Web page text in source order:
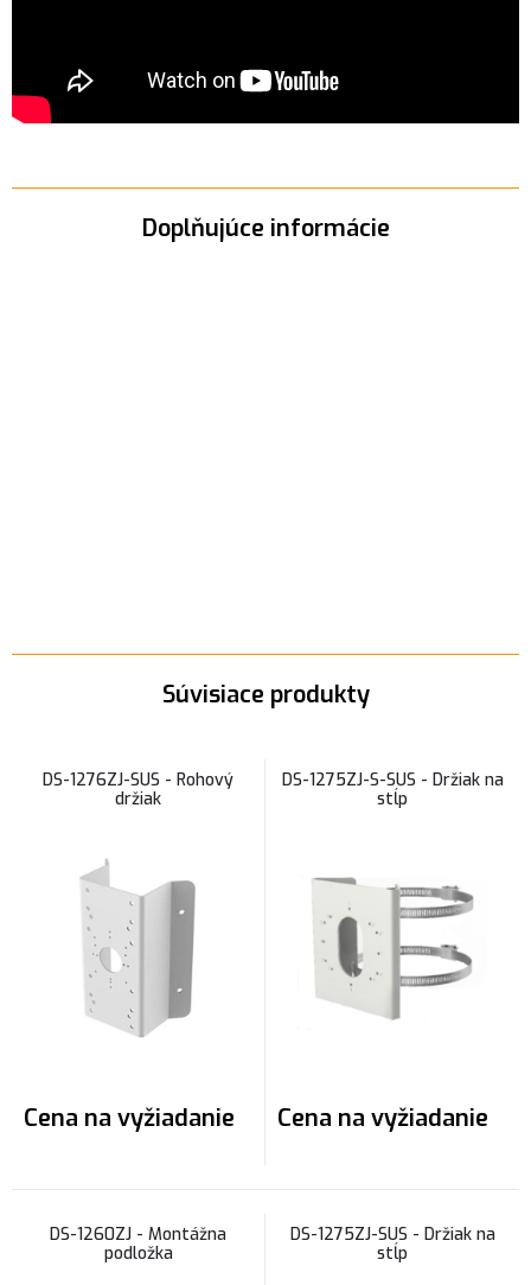
Doplňujúce informácie
Súvisiace produkty
DS-1276ZJ-SUS - Rohový
držiak
Cena na vyžiadanie
DS-1275ZJ-S-SUS - Držiak na
stĺp
Cena na vyžiadanie
DS-1260ZJ - Montážna
podložka
DS-1275ZJ-SUS - Držiak na
stĺp